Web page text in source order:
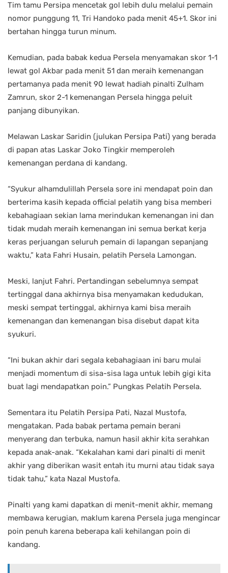
Tim tamu Persipa mencetak gol lebih dulu melalui pemain
nomor punggung 11, Tri Handoko pada menit 45+1. Skor ini
bertahan hingga turun minum.
Kemudian, pada babak kedua Persela menyamakan skor 1-1
lewat gol Akbar pada menit 51 dan meraih kemenangan
pertamanya pada menit 90 lewat hadiah pinalti Zulham
Zamrun, skor 2-1 kemenangan Persela hingga peluit
panjang dibunyikan.
Melawan Laskar Saridin (julukan Persipa Pati) yang berada
di papan atas Laskar Joko Tingkir memperoleh
kemenangan perdana di kandang.
“Syukur alhamdulillah Persela sore ini mendapat poin dan
berterima kasih kepada official pelatih yang bisa memberi
kebahagiaan sekian lama merindukan kemenangan ini dan
tidak mudah meraih kemenangan ini semua berkat kerja
keras perjuangan seluruh pemain di lapangan sepanjang
waktu,” kata Fahri Husain, pelatih Persela Lamongan.
Meski, lanjut Fahri. Pertandingan sebelumnya sempat
tertinggal dana akhirnya bisa menyamakan kedudukan,
meski sempat tertinggal, akhirnya kami bisa meraih
kemenangan dan kemenangan bisa disebut dapat kita
syukuri.
“Ini bukan akhir dari segala kebahagiaan ini baru mulai
menjadi momentum di sisa-sisa laga untuk lebih gigi kita
buat lagi mendapatkan poin.” Pungkas Pelatih Persela.
Sementara itu Pelatih Persipa Pati, Nazal Mustofa,
mengatakan. Pada babak pertama pemain berani
menyerang dan terbuka, namun hasil akhir kita serahkan
kepada anak-anak. “Kekalahan kami dari pinalti di menit
akhir yang diberikan wasit entah itu murni atau tidak saya
tidak tahu,” kata Nazal Mustofa.
Pinalti yang kami dapatkan di menit-menit akhir, memang
membawa kerugian, maklum karena Persela juga mengincar
poin penuh karena beberapa kali kehilangan poin di
kandang.